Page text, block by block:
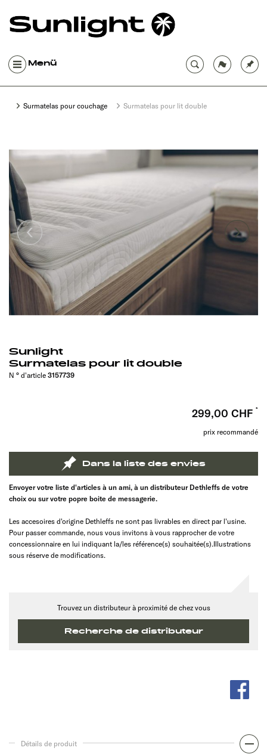
Menü
Surmatelas pour couchage Surmatelas pour lit double
Sunlight
Surmatelas pour lit double
N ° d'article 3157739
299,00 CHF
prix recommandé
Dans la liste des envies
Envoyer votre liste d'articles à un ami, à un distributeur Dethleffs de votre
choix ou sur votre popre boite de messagerie.
Les accesoires d'origine Dethleffs ne sont pas livrables en direct par l'usine.
Pour passer commande, nous vous invitons à vous rapprocher de votre
concessionnaire en lui indiquant la/les référence(s) souhaitée(s).Illustrations
sous réserve de modifications.
Trouvez un distributeur à proximité de chez vous
Recherche de distributeur
Détails de produit